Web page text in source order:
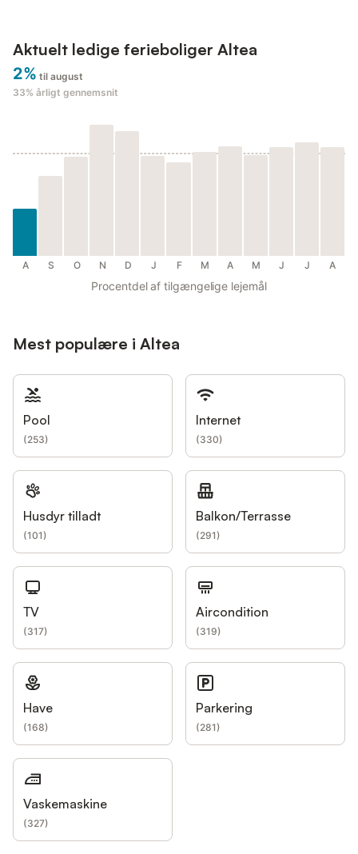
Aktuelt ledige ferieboliger Altea
2% til august
33% årligt gennemsnit
A S O N D J F M A M J J A
Procentdel af tilgængelige lejemål
Mest populære i Altea
Pool
(253)
Internet
(330)
Husdyr tilladt
(101)
Balkon/Terrasse
(291)
TV
(317)
Aircondition
(319)
Have
(168)
Parkering
(281)
Vaskemaskine
(327)